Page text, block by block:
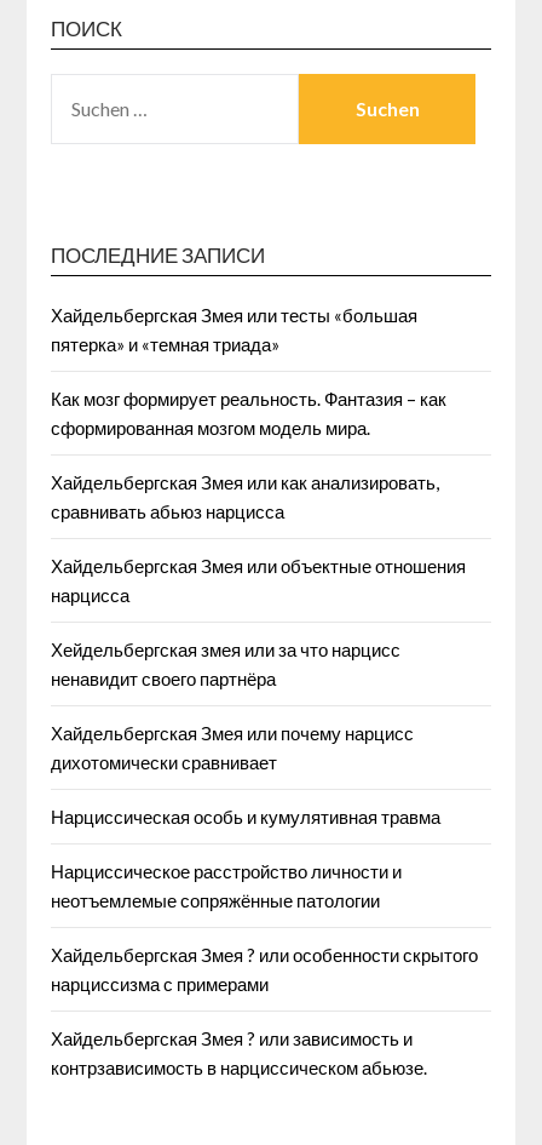
ПОИСК
NACH:
ПОСЛЕДНИЕ ЗАПИСИ
Хайдельбергская Змея или тесты «большая
пятерка» и «темная триада»
Как мозг формирует реальность. Фантазия – как
сформированная мозгом модель мира.
Хайдельбергская Змея или как анализировать,
сравнивать абьюз нарцисса
Хайдельбергская Змея или объектные отношения
нарцисса
Хейдельбергская змея или за что нарцисс
ненавидит своего партнёра
Хайдельбергская Змея или почему нарцисс
дихотомически сравнивает
Нарциссическая особь и кумулятивная травма
Нарциссическое расстройство личности и
неотъемлемые сопряжённые патологии
Хайдельбергская Змея ? или особенности скрытого
нарциссизма с примерами
Хайдельбергская Змея ? или зависимость и
контрзависимость в нарциссическом абьюзе.